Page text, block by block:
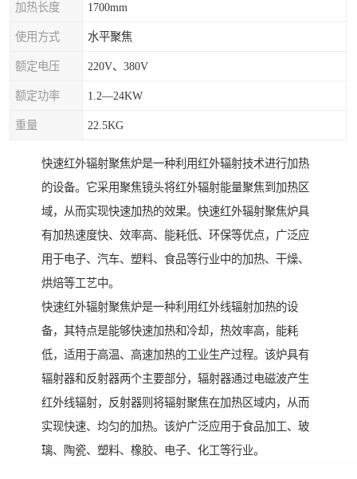
加热长度 1700mm
使用方式 水平聚焦
额定电压 220V、380V
额定功率 1.2—24KW
重量 22.5KG
快速红外辐射聚焦炉是一种利用红外辐射技术进行加热
的设备。它采用聚焦镜头将红外辐射能量聚焦到加热区
域，从而实现快速加热的效果。快速红外辐射聚焦炉具
有加热速度快、效率高、能耗低、环保等优点，广泛应
用于电子、汽车、塑料、食品等行业中的加热、干燥、
烘焙等工艺中。
快速红外辐射聚焦炉是一种利用红外线辐射加热的设
备，其特点是能够快速加热和冷却，热效率高，能耗
低，适用于高温、高速加热的工业生产过程。该炉具有
辐射器和反射器两个主要部分，辐射器通过电磁波产生
红外线辐射，反射器则将辐射聚焦在加热区域内，从而
实现快速、均匀的加热。该炉广泛应用于食品加工、玻
璃、陶瓷、塑料、橡胶、电子、化工等行业。